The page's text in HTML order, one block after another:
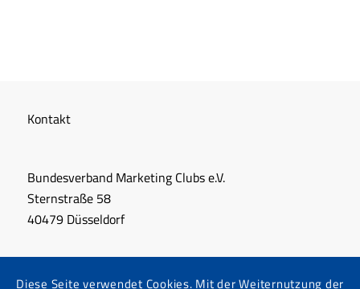
Kontakt
Bundesverband Marketing Clubs e.V.
Sternstraße 58
40479 Düsseldorf
+49 211 864 06 15
Diese Seite verwendet Cookies. Mit der Weiternutzung der